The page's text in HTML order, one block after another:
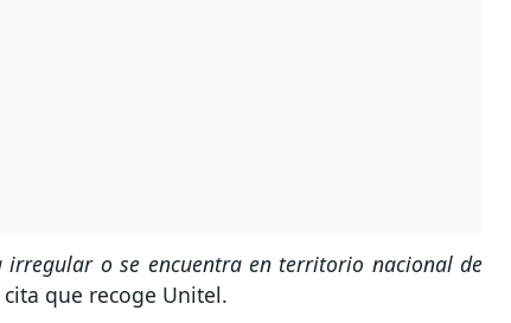
irregular o se encuentra en territorio nacional de
que recoge Unitel.